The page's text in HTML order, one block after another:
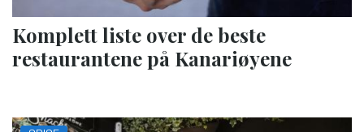
Komplett liste over de beste
restaurantene på Kanariøyene